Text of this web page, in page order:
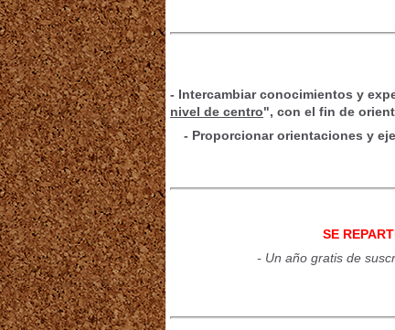
- Intercambiar conocimientos y
nivel de centro", con el fin de
- Proporcionar orientaciones y
SE
- Un año gratis de